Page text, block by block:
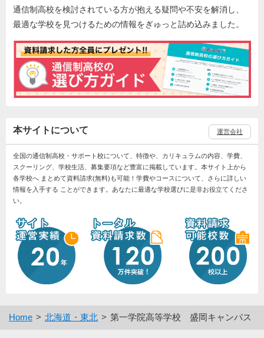
通信制高校を検討されている方が抱える疑問や不安を解消し、
最適な学校を見つけるための情報をぎゅっと詰め込みました。
本サイトについて 運営会社
全国の通信制高校・サポート校について、特徴や、カリキュラムの内容、学費、
スクーリング、学校生活、募集要項など豊富に掲載しています。本サイト上から
各学校へ まとめて資料請求(無料)も可能！学費やコースについて、さらに詳しい
情報を入手する ことができます。あなたに最適な学校選びに是非お役立てくださ
い。
Home 北海道・東北 第一学院高等学校 盛岡キャンパス